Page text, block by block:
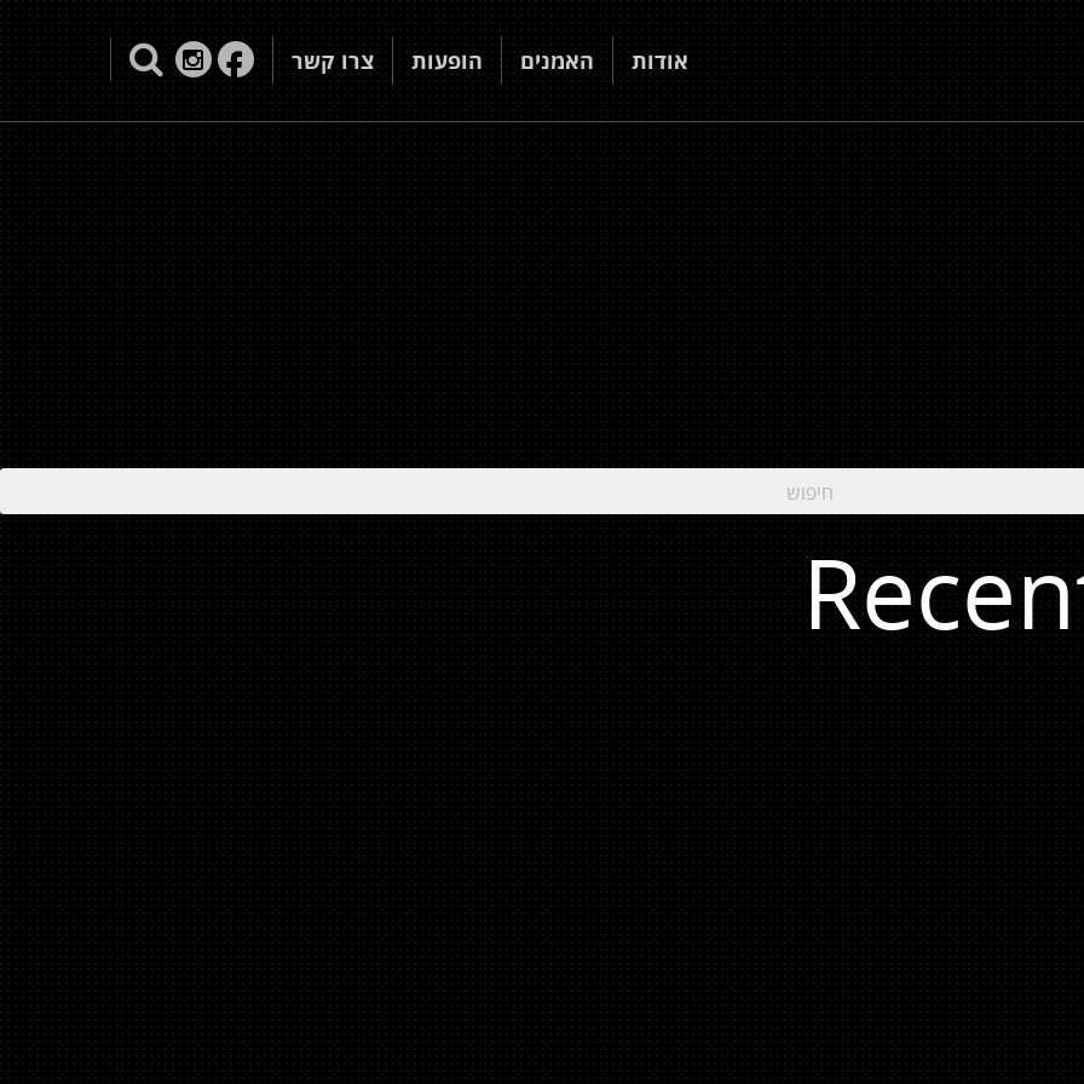
אודות האמנים הופעות צרו קשר